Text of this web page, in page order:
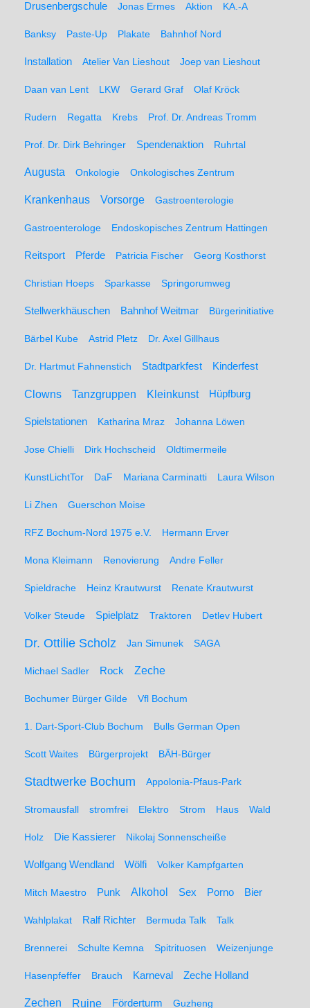
Drusenbergschule Jonas Ermes Aktion KA.-A
Banksy Paste-Up Plakate Bahnhof Nord
Installation Atelier Van Lieshout Joep van Lieshout
Daan van Lent LKW Gerard Graf Olaf Kröck
Rudern Regatta Krebs Prof. Dr. Andreas Tromm
Prof. Dr. Dirk Behringer Spendenaktion Ruhrtal
Augusta Onkologie Onkologisches Zentrum
Krankenhaus Vorsorge Gastroenterologie
Gastroenterologe Endoskopisches Zentrum Hattingen
Reitsport Pferde Patricia Fischer Georg Kosthorst
Christian Hoeps Sparkasse Springorumweg
Stellwerkhäuschen Bahnhof Weitmar Bürgerinitiative
Bärbel Kube Astrid Pletz Dr. Axel Gillhaus
Dr. Hartmut Fahnenstich Stadtparkfest Kinderfest
Clowns Tanzgruppen Kleinkunst Hüpfburg
Spielstationen Katharina Mraz Johanna Löwen
Jose Chielli Dirk Hochscheid Oldtimermeile
KunstLichtTor DaF Mariana Carminatti Laura Wilson
Li Zhen Guerschon Moise
RFZ Bochum-Nord 1975 e.V. Hermann Erver
Mona Kleimann Renovierung Andre Feller
Spieldrache Heinz Krautwurst Renate Krautwurst
Volker Steude Spielplatz Traktoren Detlev Hubert
Dr. Ottilie Scholz Jan Simunek SAGA
Michael Sadler Rock Zeche
Bochumer Bürger Gilde Vfl Bochum
1. Dart-Sport-Club Bochum Bulls German Open
Scott Waites Bürgerprojekt BÄH-Bürger
Stadtwerke Bochum Appolonia-Pfaus-Park
Stromausfall stromfrei Elektro Strom Haus Wald
Holz Die Kassierer Nikolaj Sonnenscheiße
Wolfgang Wendland Wölfi Volker Kampfgarten
Mitch Maestro Punk Alkohol Sex Porno Bier
Wahlplakat Ralf Richter Bermuda Talk Talk
Brennerei Schulte Kemna Spitrituosen Weizenjunge
Hasenpfeffer Brauch Karneval Zeche Holland
Zechen Ruine Förderturm Guzheng